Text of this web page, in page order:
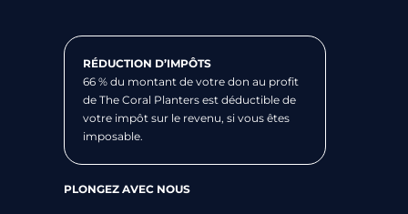
RÉDUCTION D’IMPÔTS
66 % du montant de votre don au profit
de The Coral Planters est déductible de
votre impôt sur le revenu, si vous êtes
imposable.
PLONGEZ AVEC NOUS